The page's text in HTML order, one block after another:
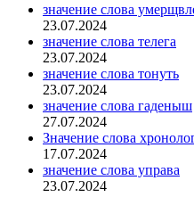
значение слова
23.07.2024
значение слова телега
23.07.2024
значение слова тонуть
23.07.2024
значение слова гаденыш
27.07.2024
Значение слова
17.07.2024
значение слова управа
23.07.2024